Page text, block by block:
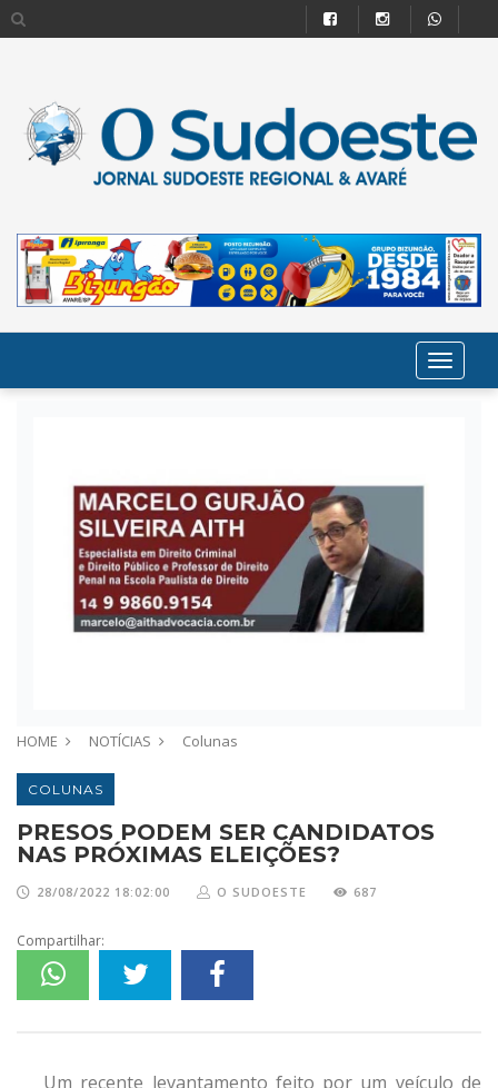
HOME NOTÍCIAS Colunas
COLUNAS
PRESOS PODEM SER CANDIDATOS
NAS PRÓXIMAS ELEIÇÕES?
28/08/2022 18:02:00 O SUDOESTE 687
Compartilhar:
Um recente levantamento feito por um veículo de